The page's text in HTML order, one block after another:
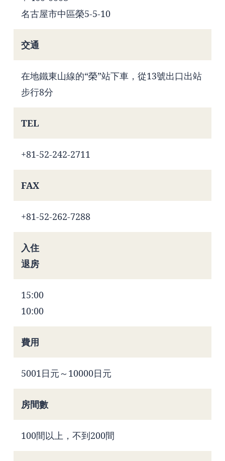
名古屋市中區榮5-5-10
交通
在地鐵東山線的“榮”站下車，從13號出口出站
步行8分
TEL
+81-52-242-2711
FAX
+81-52-262-7288
入住
退房
15:00
10:00
費用
5001日元～10000日元
房間數
100間以上，不到200間